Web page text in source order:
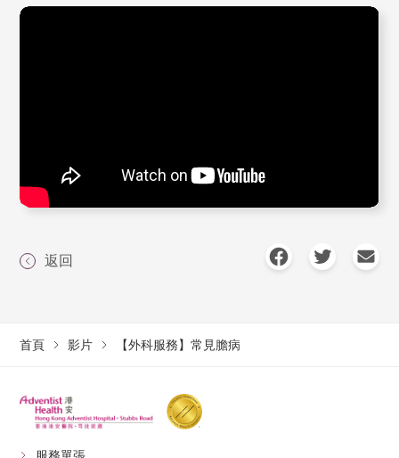
返回
首頁 影片 【外科服務】常見膽病